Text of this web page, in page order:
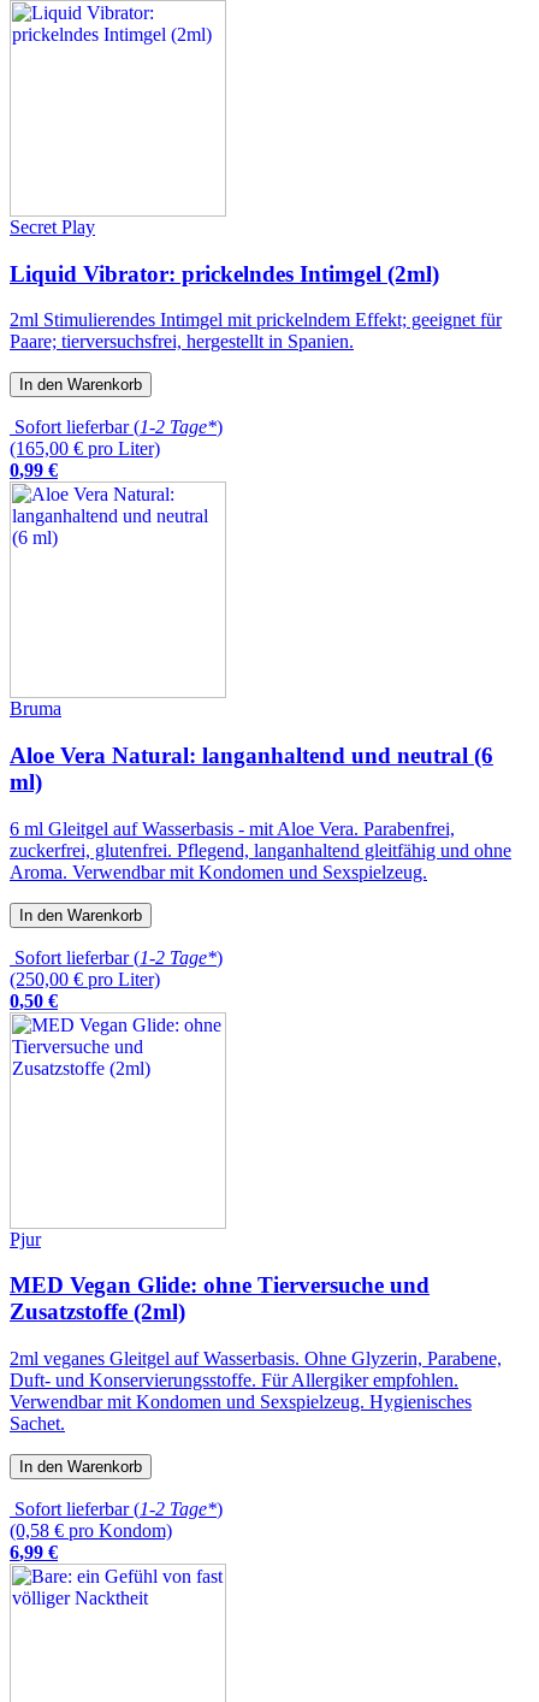
Secret Play
Liquid Vibrator: prickelndes Intimgel (2ml)
2ml Stimulierendes Intimgel mit prickelndem Effekt; geeignet für
Paare; tierversuchsfrei, hergestellt in Spanien.
In den Warenkorb
Sofort lieferbar (1-2 Tage*)
(165,00 € pro Liter)
0,99 €
Bruma
Aloe Vera Natural: langanhaltend und neutral (6
ml)
6 ml Gleitgel auf Wasserbasis - mit Aloe Vera. Parabenfrei,
zuckerfrei, glutenfrei. Pflegend, langanhaltend gleitfähig und ohne
Aroma. Verwendbar mit Kondomen und Sexspielzeug.
In den Warenkorb
Sofort lieferbar (1-2 Tage*)
(250,00 € pro Liter)
0,50 €
Pjur
MED Vegan Glide: ohne Tierversuche und
Zusatzstoffe (2ml)
2ml veganes Gleitgel auf Wasserbasis. Ohne Glyzerin, Parabene,
Duft- und Konservierungsstoffe. Für Allergiker empfohlen.
Verwendbar mit Kondomen und Sexspielzeug. Hygienisches
Sachet.
In den Warenkorb
Sofort lieferbar (1-2 Tage*)
(0,58 € pro Kondom)
6,99 €